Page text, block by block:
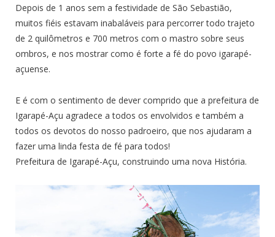
Depois de 1 anos sem a festividade de São Sebastião,
muitos fiéis estavam inabaláveis para percorrer todo trajeto
de 2 quilômetros e 700 metros com o mastro sobre seus
ombros, e nos mostrar como é forte a fé do povo igarapé-
açuense.
E é com o sentimento de dever comprido que a prefeitura de
Igarapé-Açu agradece a todos os envolvidos e também a
todos os devotos do nosso padroeiro, que nos ajudaram a
fazer uma linda festa de fé para todos!
Prefeitura de Igarapé-Açu, construindo uma nova História.